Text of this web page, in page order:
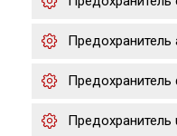
Предохранитель
Предохранитель